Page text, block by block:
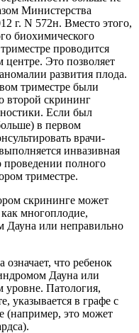
Министерства
г. N 572н. Вместо этого,
биохимического
проводится
Это позволяет
развития плода.
триместре были
второй скрининг
Если был
в первом
врачи-
инвазивная
проведении полного
триместре.
скрининге может
многоплодие,
Дауна или неправильно
означает, что ребенок
Дауна или
уровне. Патология,
указывается в графе с
(например, это может